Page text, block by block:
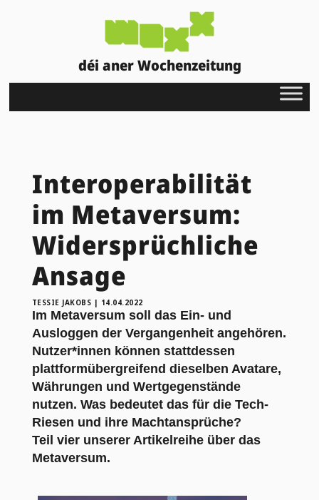
déi aner Wochenzeitung
Interoperabilität
im Metaversum:
Widersprüchliche
Ansage
TESSIE JAKOBS | 14.04.2022
Im Metaversum soll das Ein- und
Ausloggen der Vergangenheit angehören.
Nutzer*innen können stattdessen
plattformübergreifend dieselben Avatare,
Währungen und Wertgegenstände
nutzen. Was bedeutet das für die Tech-
Riesen und ihre Machtansprüche?
Teil vier unserer Artikelreihe über das
Metaversum.